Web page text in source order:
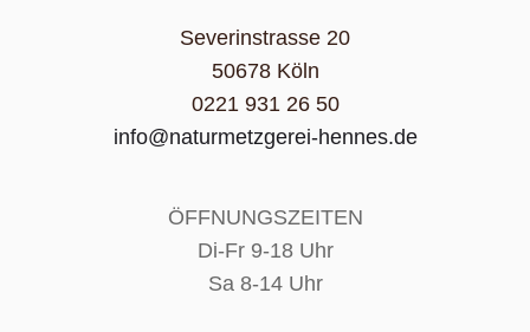
Severinstrasse 20
50678 Köln
0221 931 26 50
info@naturmetzgerei-hennes.de
ÖFFNUNGSZEITEN
Di-Fr 9-18 Uhr
Sa 8-14 Uhr